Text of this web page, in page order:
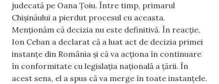
judecată pe Oana Țoiu. Între timp, primarul
Chișinăului a pierdut procesul cu aceasta.
Menționăm că decizia nu este definitivă. În reacție,
Ion Ceban a declarat că a luat act de decizia primei
instanțe din România și că va acționa în continuare
în conformitate cu legislația națională a țării. În
acest sens, el a spus că va merge în toate instanțele.